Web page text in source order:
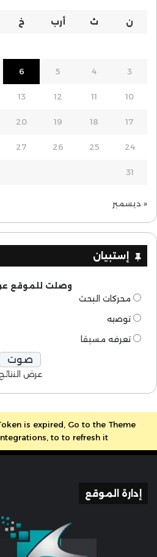
ن ث أرب خ
3
4
5
6
10
11
12
13
17
18
19
20
24
25
26
27
31
« ديسمبر
إستبيان
وصلت للموقع
محركات البحث
توصيه
تعرفه مسبقا
عرض النتائج
is expired, Go to the Theme
to to refresh it.
إدارة الموقع